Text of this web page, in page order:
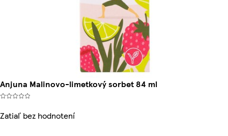
Anjuna Malinovo-limetkový sorbet 84 ml
Zatiaľ bez hodnotení